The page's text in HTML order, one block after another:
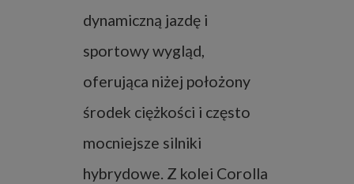
dynamiczną jazdę i
sportowy wygląd,
oferująca niżej położony
środek ciężkości i często
mocniejsze silniki
hybrydowe. Z kolei Corolla